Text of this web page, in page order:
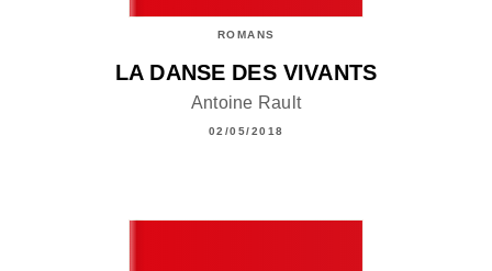
ROMANS
LA DANSE DES VIVANTS
Antoine Rault
02/05/2018